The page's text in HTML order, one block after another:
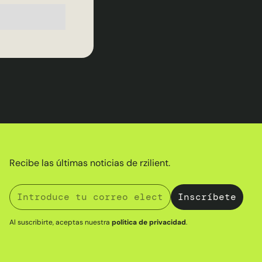
Recibe las últimas noticias de rzilient.
Al suscribirte, aceptas nuestra política de privacidad.